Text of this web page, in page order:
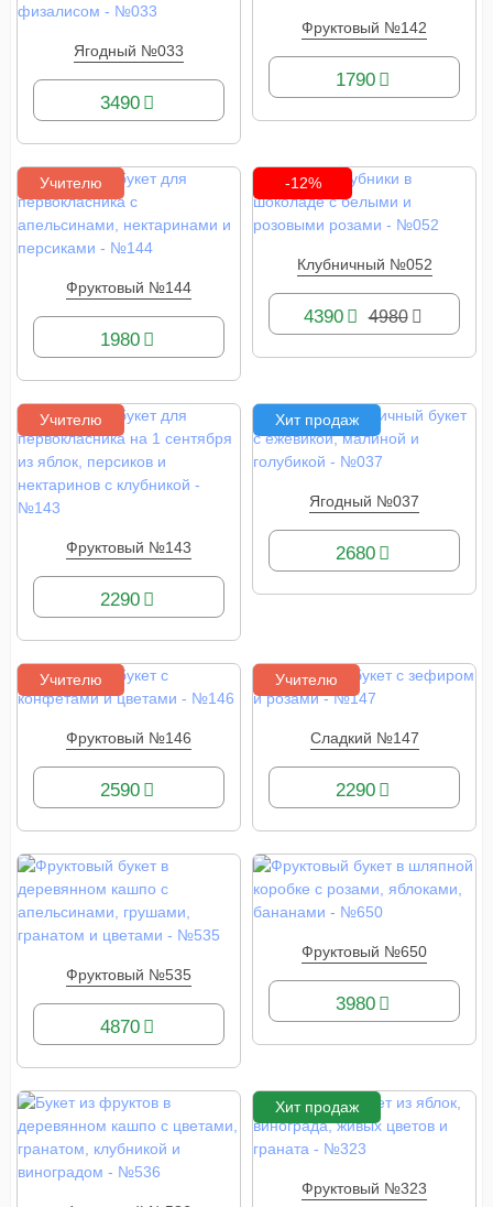
Ягодный №033
КУПИТЬ
3490
Фруктовый №142
КУПИТЬ
1790
Учителю
Фруктовый №144
КУПИТЬ
1980
-12%
Клубничный №052
КУПИТЬ
4390
4980
Учителю
Фруктовый №143
КУПИТЬ
2290
Хит продаж
Ягодный №037
КУПИТЬ
2680
Учителю
Фруктовый №146
КУПИТЬ
2590
Учителю
Сладкий №147
КУПИТЬ
2290
Фруктовый №535
КУПИТЬ
4870
Фруктовый №650
КУПИТЬ
3980
Хит продаж
Фруктовый №323
КУПИТЬ